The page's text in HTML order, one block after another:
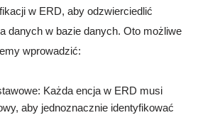
w ERD, aby odzwierciedlić
danych w bazie danych. Oto możliwe
wprowadzić:
Każda encja w ERD musi
aby jednoznacznie identyfikować